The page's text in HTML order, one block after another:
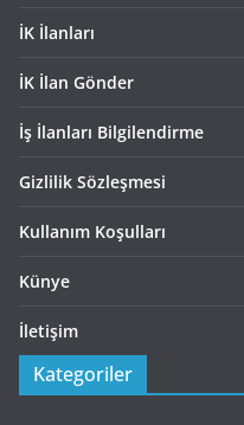
İK İlanları
İK İlan Gönder
İş İlanları Bilgilendirme
Gizlilik Sözleşmesi
Kullanım Koşulları
Künye
İletişim
Kategoriler